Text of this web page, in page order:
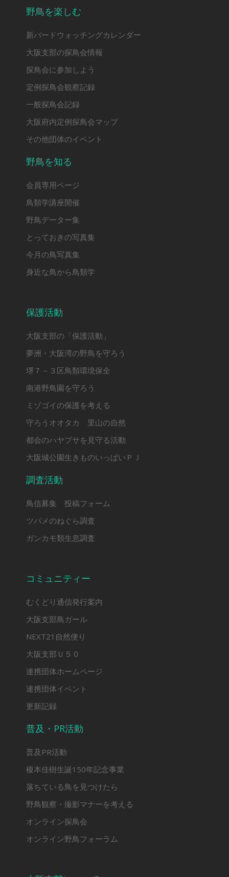
野鳥を楽しむ
新バードウォッチングカレンダー
大阪支部の探鳥会情報
探鳥会に参加しよう
定例探鳥会観察記録
一般探鳥会記録
大阪府内定例探鳥会マップ
その他団体のイベント
野鳥を知る
会員専用ページ
鳥類学講座開催
野鳥データー集
とっておきの写真集
今月の鳥写真集
身近な鳥から鳥類学
保護活動
大阪支部の「保護活動」
夢洲・大阪湾の野鳥を守ろう
堺７－３区鳥類環境保全
南港野鳥園を守ろう
ミゾゴイの保護を考える
守ろうオオタカ 里山の自然
都会のハヤブサを見守る活動
大阪城公園生きものいっぱいＰＪ
調査活動
鳥信募集 投稿フォーム
ツバメのねぐら調査
ガンカモ類生息調査
コミュニティー
むくどり通信発行案内
大阪支部鳥ガール
NEXT21自然便り
大阪支部Ｕ５０
連携団体ホームページ
連携団体イベント
更新記録
普及・PR活動
普及PR活動
榎本佳樹生誕150年記念事業
落ちている鳥を見つけたら
野鳥観察・撮影マナーを考える
オンライン探鳥会
オンライン野鳥フォーラム